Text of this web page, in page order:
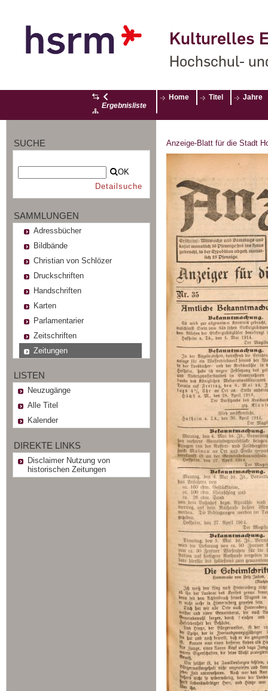
Kulturelles
Hochschul-
Ergebnisliste
Home Titel Jahre
SUCHE
OK
Detailsuche
SAMMLUNGEN
Adressbücher
Bildbände
Christian von Schlözer
Druckschriften
Handschriften
Karten
Parlamentarier
Zeitschriften
Zeitungen
LISTEN
Neuzugänge
Alle Titel
Kalender
DIREKTE LINKS
Disclaimer Nutzung von
historischen Zeitungen
Anzeige-Blatt für die Stadt